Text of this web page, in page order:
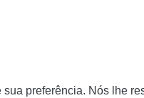
preferência. Nós lhe